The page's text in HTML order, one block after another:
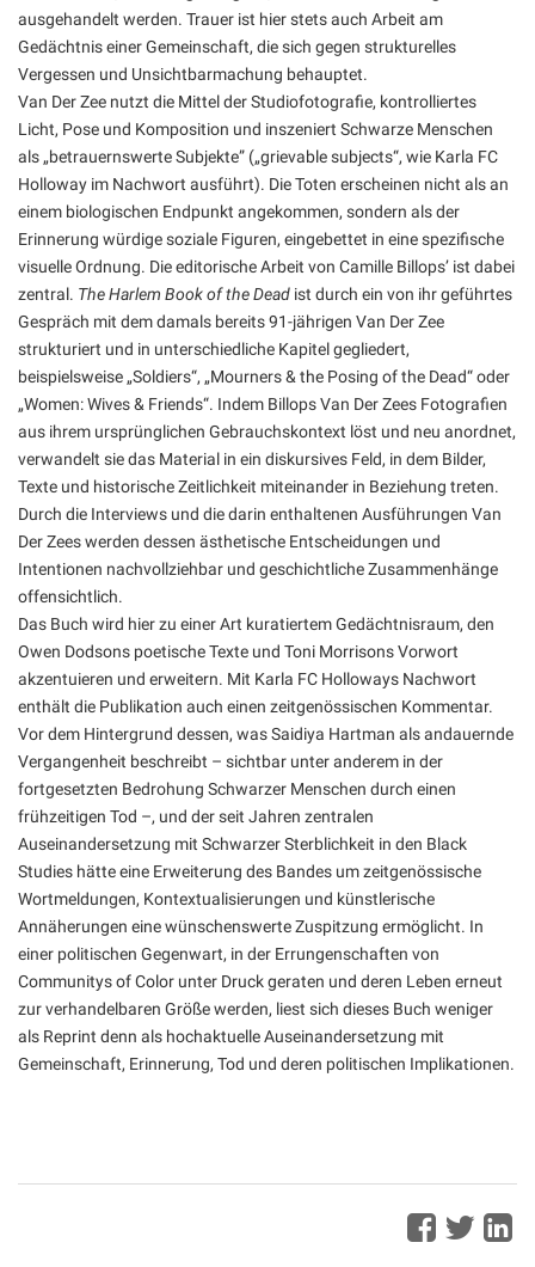
ausgehandelt werden. Trauer ist hier stets auch Arbeit am
Gedächtnis einer Gemeinschaft, die sich gegen strukturelles
Vergessen und Unsichtbarmachung behauptet.
Van Der Zee nutzt die Mittel der Studiofotografie, kontrolliertes
Licht, Pose und Komposition und inszeniert Schwarze Menschen
als „betrauernswerte Subjekte” („grievable subjects“, wie Karla FC
Holloway im Nachwort ausführt). Die Toten erscheinen nicht als an
einem biologischen Endpunkt angekommen, sondern als der
Erinnerung würdige soziale Figuren, eingebettet in eine spezifische
visuelle Ordnung. Die editorische Arbeit von Camille Billops’ ist dabei
zentral. The Harlem Book of the Dead ist durch ein von ihr geführtes
Gespräch mit dem damals bereits 91-jährigen Van Der Zee
strukturiert und in unterschiedliche Kapitel gegliedert,
beispielsweise „Soldiers“, „Mourners & the Posing of the Dead“ oder
„Women: Wives & Friends“. Indem Billops Van Der Zees Fotografien
aus ihrem ursprünglichen Gebrauchskontext löst und neu anordnet,
verwandelt sie das Material in ein diskursives Feld, in dem Bilder,
Texte und historische Zeitlichkeit miteinander in Beziehung treten.
Durch die Interviews und die darin enthaltenen Ausführungen Van
Der Zees werden dessen ästhetische Entscheidungen und
Intentionen nachvollziehbar und geschichtliche Zusammenhänge
offensichtlich.
Das Buch wird hier zu einer Art kuratiertem Gedächtnisraum, den
Owen Dodsons poetische Texte und Toni Morrisons Vorwort
akzentuieren und erweitern. Mit Karla FC Holloways Nachwort
enthält die Publikation auch einen zeitgenössischen Kommentar.
Vor dem Hintergrund dessen, was Saidiya Hartman als andauernde
Vergangenheit beschreibt – sichtbar unter anderem in der
fortgesetzten Bedrohung Schwarzer Menschen durch einen
frühzeitigen Tod –, und der seit Jahren zentralen
Auseinandersetzung mit Schwarzer Sterblichkeit in den Black
Studies hätte eine Erweiterung des Bandes um zeitgenössische
Wortmeldungen, Kontextualisierungen und künstlerische
Annäherungen eine wünschenswerte Zuspitzung ermöglicht. In
einer politischen Gegenwart, in der Errungenschaften von
Communitys of Color unter Druck geraten und deren Leben erneut
zur verhandelbaren Größe werden, liest sich dieses Buch weniger
als Reprint denn als hochaktuelle Auseinandersetzung mit
Gemeinschaft, Erinnerung, Tod und deren politischen Implikationen.